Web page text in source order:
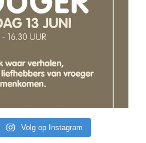
Volg op Instagram